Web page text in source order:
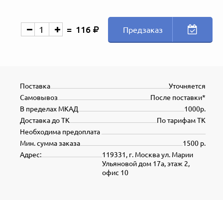
116 Предзаказ
Уточняется
Поставка
После поставки*
Самовывоз
1000р.
В пределах МКАД
По тарифам ТК
Доставка до ТК
Необходима предоплата
1500 р.
Мин. сумма заказа
119331, г. Москва ул. Марии
Ульяновой дом 17а, этаж 2,
офис 10
Адрес: